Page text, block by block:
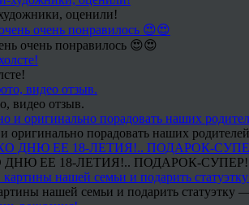
оценили!
очень понравилось 😍😍
видео отзыв.
оригинально порадовать наших
ЕЕ 18-ЛЕТИЯ!.. ПОДАРОК-
нашей семьи и подарить